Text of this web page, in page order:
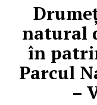
natural
în
Parcul
–